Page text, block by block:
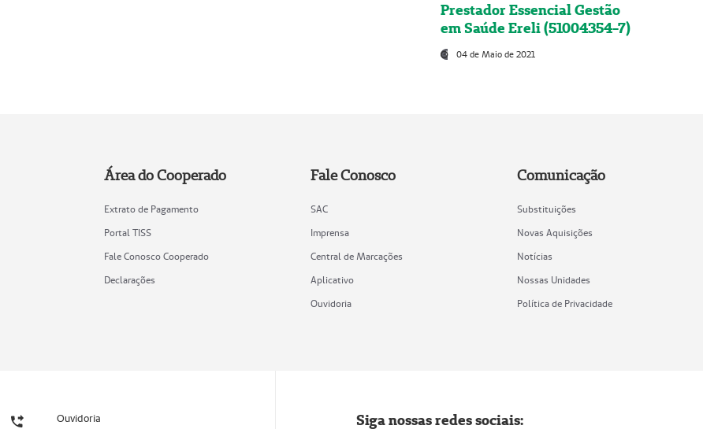
Prestador Essencial Gestão
em Saúde Ereli (51004354-7)
04 de Maio de 2021
Área do Cooperado
Extrato de Pagamento
Portal TISS
Fale Conosco Cooperado
Declarações
Fale Conosco
SAC
Imprensa
Central de Marcações
Aplicativo
Ouvidoria
Comunicação
Substituições
Novas Aquisições
Notícias
Nossas Unidades
Política de Privacidade
Ouvidoria Siga nossas redes sociais: